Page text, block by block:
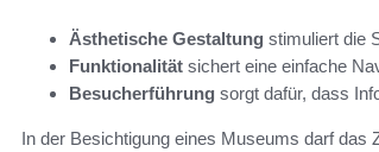
Ästhetische Gestaltung stimuliert die
Funktionalität sichert eine einfache
Besucherführung sorgt dafür, dass
In der Besichtigung eines Museums darf das